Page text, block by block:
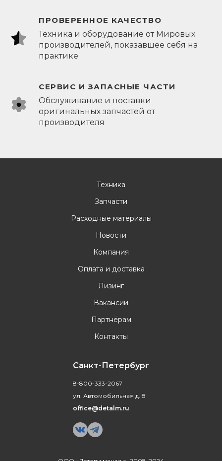
ПРОВЕРЕННОЕ КАЧЕСТВО
Техника и оборудование от Мировых
производителей, показавшее себя на
практике
СЕРВИС И ЗАПАСНЫЕ ЧАСТИ
Обслуживание и поставки
оригинальных запчастей от
производителя
Техника
Запчасти
Расходные материалы
Новости
Компания
Оплата и доставка
Лизинг
Вакансии
Партнёрам
Контакты
Санкт-Петербург
8-800-333-2067
ул. Автомобильная д. 8
office@detalm.ru